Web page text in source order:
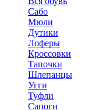
Сабо
Мюли
Дутики
Лоферы
Кроссовки
Тапочки
Шлепанцы
Угги
Туфли
Сапоги